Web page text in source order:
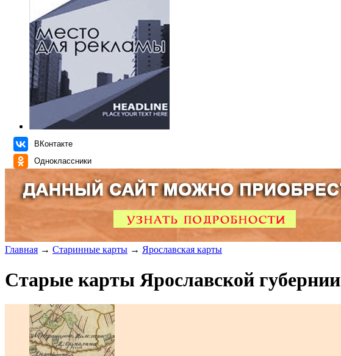
ВКонтакте
Одноклассники
Главная → Старинные карты → Ярославская карты
Старые карты Ярославской губернии